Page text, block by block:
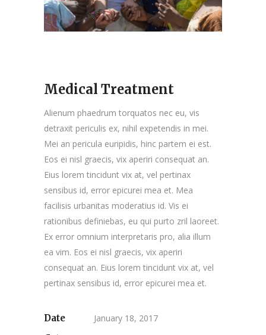
Medical Treatment
Alienum phaedrum torquatos nec eu, vis
detraxit periculis ex, nihil expetendis in mei.
Mei an pericula euripidis, hinc partem ei est.
Eos ei nisl graecis, vix aperiri consequat an.
Eius lorem tincidunt vix at, vel pertinax
sensibus id, error epicurei mea et. Mea
facilisis urbanitas moderatius id. Vis ei
rationibus definiebas, eu qui purto zril laoreet.
Ex error omnium interpretaris pro, alia illum
ea vim. Eos ei nisl graecis, vix aperiri
consequat an. Eius lorem tincidunt vix at, vel
pertinax sensibus id, error epicurei mea et.
Date
January 18, 2017